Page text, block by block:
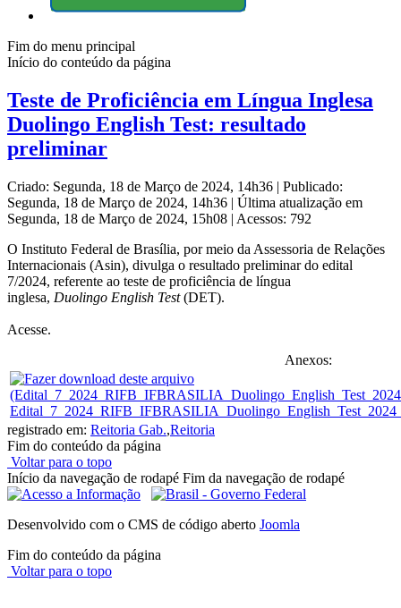
Fim do menu principal
Início do conteúdo da página
Teste de Proficiência em Língua Inglesa
Duolingo English Test: resultado
preliminar
Criado: Segunda, 18 de Março de 2024, 14h36 | Publicado:
Segunda, 18 de Março de 2024, 14h36 | Última atualização em
Segunda, 18 de Março de 2024, 15h08 | Acessos: 792
O Instituto Federal de Brasília, por meio da Assessoria de Relações
Internacionais (Asin), divulga o resultado preliminar do edital
7/2024, referente ao teste de proficiência de língua
inglesa, Duolingo English Test(DET).
Acesse.
Anexos:
registrado em: Reitoria Gab.,Reitoria
Fim do conteúdo da página
Voltar para o topo
Início da navegação de rodapé Fim da navegação de rodapé
Desenvolvido com o CMS de código aberto Joomla
Fim do conteúdo da página
Voltar para o topo